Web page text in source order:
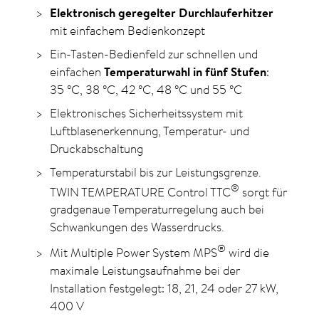
Elektronisch geregelter Durch­lauf­erhitzer
mit ein­fachem Bedien­konzept
Ein-Tasten-Bedienfeld zur schnellen und
einfachen Temperaturwahl in fünf Stufen:
35 °C, 38 °C, 42°C, 48 °C und 55 °C
Elektronisches Sicherheitssystem mit
Luftblasen­erkennung, Temperatur- und
Druckabschaltung
Temperaturstabil bis zur Leistungsgrenze.
TWIN TEMPERATURE Control TTC® sorgt für
gradgenaue Temperaturregelung auch bei
Schwankungen des Wasserdrucks.
Mit Multiple Power System MPS® wird die
maximale Leistungs­aufnahme bei der
Installation fest­gelegt: 18, 21, 24 oder27 kW,
400 V